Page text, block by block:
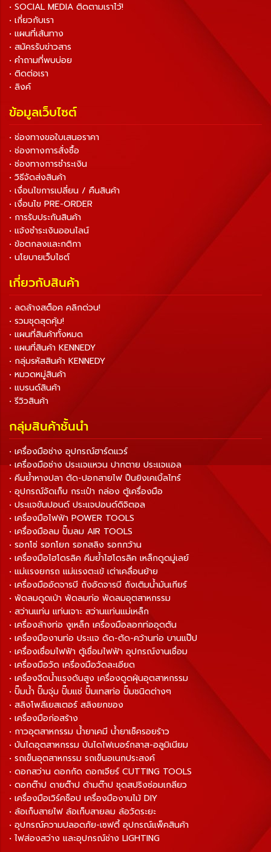
• SOCIAL MEDIA ติดตามเราไว้!
• เกี่ยวกับเรา
• แผนที่เส้นทาง
• สมัครรับข่าวสาร
• คำถามที่พบบ่อย
• ติดต่อเรา
• ลิงค์
ข้อมูลเว็บไซต์
• ช่องทางขอใบเสนอราคา
• ช่องทางการสั่งซื้อ
• ช่องทางการชำระเงิน
• วิธีจัดส่งสินค้า
• เงื่อนไขการเปลี่ยน / คืนสินค้า
• เงื่อนไข PRE-ORDER
• การรับประกันสินค้า
• แจ้งชำระเงินออนไลน์
• ข้อตกลงและกติกา
• นโยบายเว็บไซต์
เกี่ยวกับสินค้า
• ลดล้างสต็อค คลิกด่วน!
• รวมชุดสุดคุ้ม!
• แผนที่สินค้าทั้งหมด
• แผนที่สินค้า KENNEDY
• กลุ่มรหัสสินค้า KENNEDY
• หมวดหมู่สินค้า
• แบรนด์สินค้า
• รีวิวสินค้า
กลุ่มสินค้าชั้นนำ
• เครื่องมือช่าง อุปกรณ์ฮาร์ดแวร์
• เครื่องมือช่าง ประแจแหวน ปากตาย ประแจแอล
• คีมย้ำหางปลา ตัด-ปอกสายไฟ ปืนยิงเคเบิ้ลไทร์
• อุปกรณ์จัดเก็บ กระเป๋า กล่อง ตู้เครื่องมือ
• ประแจขันปอนด์ ประแจปอนด์ดิจิตอล
• เครื่องมือไฟฟ้า POWER TOOLS
• เครื่องมือลม ปั๊มลม AIR TOOLS
• รอกโซ่ รอกโยก รอกสลิง รอกกว้าน
• เครื่องมือไฮโดรลิค คีมย้ำไฮโดรลิค เหล็กดูดมู่เลย์
• แม่แรงยกรถ แม่แรงตะเข้ เต่าเคลื่อนย้าย
• เครื่องมืออัดจารบี ถังอัดจารบี ถังเติมน้ำมันเกียร์
• พัดลมดูดเป่า พัดลมท่อ พัดลมอุตสาหกรรม
• สว่านแท่น แท่นเจาะ สว่านแท่นแม่เหล็ก
• เครื่องล้างท่อ งูเหล็ก เครื่องมือลอกท่ออุดตัน
• เครื่องมืองานท่อ ประแจ ดัด-ตัด-คว้านท่อ บานแป๊ป
• เครื่องเชื่อมไฟฟ้า ตู้เชื่อมไฟฟ้า อุปกรณ์งานเชื่อม
• เครื่องมือวัด เครื่องมือวัดละเอียด
• เครื่องฉีดน้ำแรงดันสูง เครื่องดูดฝุ่นอุตสาหกรรม
• ปั๊มน้ำ ปั๊มจุ่ม ปั๊มแช่ ปั๊มเทสท่อ ปั๊มชนิดต่างๆ
• สลิงโพลีเยสเตอร์ สลิงยกของ
• เครื่องมือก่อสร้าง
• กาวอุตสาหกรรม น้ำยาเคมี น้ำยาเช็ครอยร้าว
• บันไดอุตสาหกรรม บันไดไฟเบอร์กลาส-อลูมิเนียม
• รถเข็นอุตสาหกรรม รถเข็นอเนกประสงค์
• ดอกสว่าน ดอกกัด ดอกเจียร์ CUTTING TOOLS
• ดอกต๊าป ดายต๊าป ด้ามต๊าป ชุดสปริงซ่อมเกลียว
• เครื่องมือเวิร์คช็อป เครื่องมืองานไม้ DIY
• ล้อเก็บสายไฟ ล้อเก็บสายลม ล้อวัดระยะ
• อุปกรณ์ความปลอดภัย-เซฟตี้ อุปกรณ์แพ็คสินค้า
• ไฟส่องสว่าง และอุปกรณ์ช่าง LIGHTING